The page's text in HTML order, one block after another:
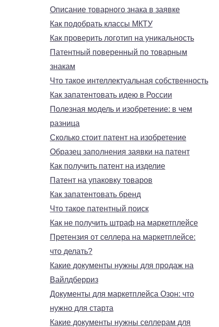
Описание товарного знака в заявке
Как подобрать классы МКТУ
Как проверить логотип на уникальность
Патентный поверенный по товарным
знакам
Что такое интеллектуальная собственность
Как запатентовать идею в России
Полезная модель и изобретение: в чем
разница
Сколько стоит патент на изобретение
Образец заполнения заявки на патент
Как получить патент на изделие
Патент на упаковку товаров
Как запатентовать бренд
Что такое патентный поиск
Как не получить штраф на маркетплейсе
Претензия от селлера на маркетплейсе:
что делать?
Какие документы нужны для продаж на
Вайлдберриз
Документы для маркетплейса Озон: что
нужно для старта
Какие документы нужны селлерам для